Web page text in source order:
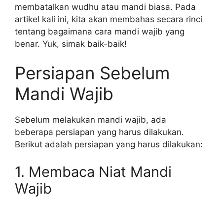
membatalkan wudhu atau mandi biasa. Pada
artikel kali ini, kita akan membahas secara rinci
tentang bagaimana cara mandi wajib yang
benar. Yuk, simak baik-baik!
Persiapan Sebelum
Mandi Wajib
Sebelum melakukan mandi wajib, ada
beberapa persiapan yang harus dilakukan.
Berikut adalah persiapan yang harus dilakukan:
1. Membaca Niat Mandi
Wajib